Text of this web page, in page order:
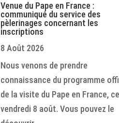
Venue du Pape en France :
communiqué du service des
pèlerinages concernant les
inscriptions
8 Août 2026
Nous venons de prendre
connaissance du programme
de la visite du Pape en France, ce
vendredi 8 août. Vous pouvez le